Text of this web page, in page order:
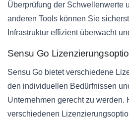
Überprüfung der Schwellenwerte
anderen Tools können Sie
Infrastruktur effizient überwacht
Sensu Go
Sensu Go bietet verschiedene
den individuellen Bedürfnissen
Unternehmen gerecht zu werden.
verschiedenen